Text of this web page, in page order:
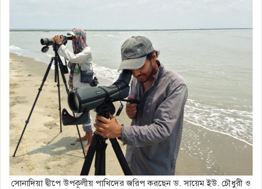
সোনাদিয়া দ্বীপে উপকূলীয় পাখিদের জরিপ করছেন ড. সায়েম ইউ. চৌধুরী ও